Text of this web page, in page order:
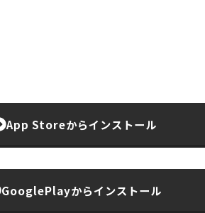
App Storeからインストール
GooglePlayからインストール